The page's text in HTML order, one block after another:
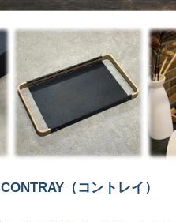
CONTRAY（コントレイ）